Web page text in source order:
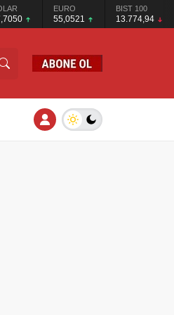
EURO
55,0521
BIST 100
13.774,94